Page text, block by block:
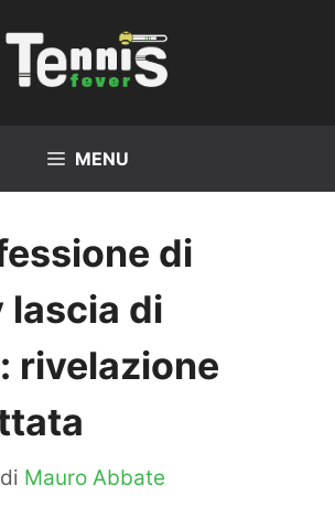
MENU
di
lascia di
rivelazione
di Mauro Abbate